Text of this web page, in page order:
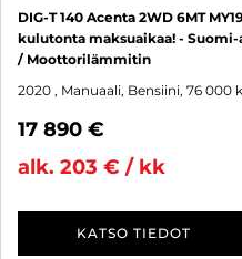
DIG-T 140 Acenta 2WD 6MT
kulutonta maksuaikaa! -
/ Moottorilämmitin
2020 , Manuaali, Bensiini, 76 000
17 890 €
alk. 203 € / kk
KATSO TIEDOT